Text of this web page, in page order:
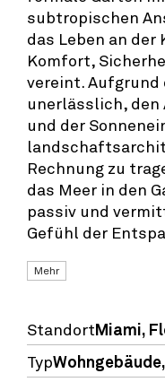
subtropischen
das Leben an
Komfort,
vereint. Aufgrund
unerlässlich, den
und der
Rechnung zu
das Meer in den
passiv und
Gefühl der
Mehr
StandortMiami,
TypWohngebäude,